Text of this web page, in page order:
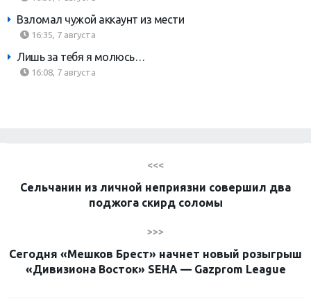
Взломал чужой аккаунт из мести
16:35, 7 августа
Лишь за тебя я молюсь…
16:08, 7 августа
<<<
Сельчанин из личной неприязни совершил два
поджога скирд соломы
>>>
Сегодня «Мешков Брест» начнет новый розыгрыш
«Дивизиона Восток» SEHA — Gazprom League